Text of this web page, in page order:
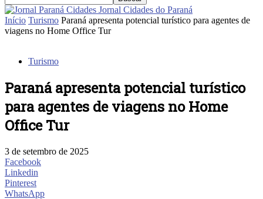
Jornal Cidades do Paraná
Início Turismo Paraná apresenta potencial turístico para agentes de
viagens no Home Office Tur
Turismo
Paraná apresenta potencial turístico
para agentes de viagens no Home
Office Tur
3 de setembro de 2025
Facebook
Linkedin
Pinterest
WhatsApp